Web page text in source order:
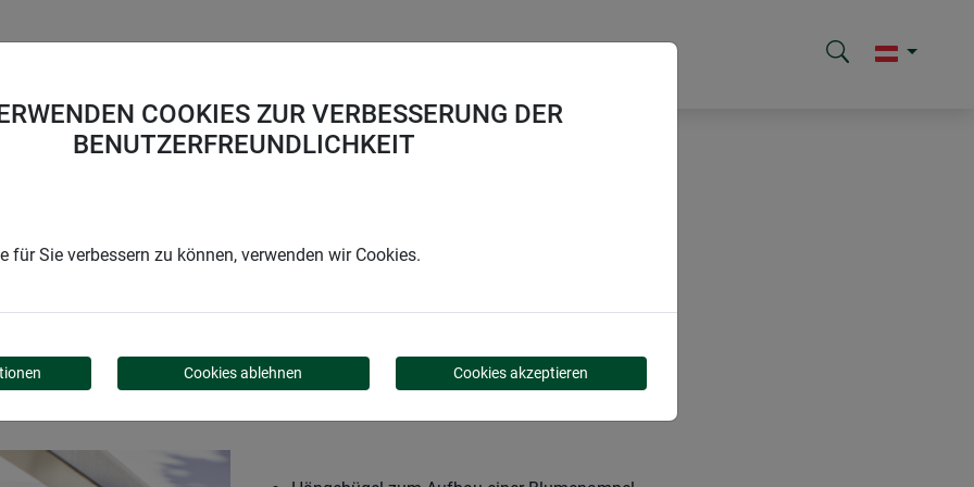
PFLANZTÖPFE
COOKIES ZUR VERBESSERUNG DER
BENUTZERFREUNDLICHKEIT
für Sie verbessern zu können, verwenden wir Cookies.
Cookies ablehnen Cookies akzeptieren